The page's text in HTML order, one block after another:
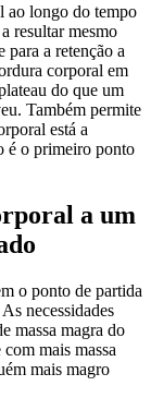
ao longo do tempo
resultar mesmo
para a retenção a
corporal em
do que um
Também permite
está a
é o primeiro ponto
a um
o ponto de partida
necessidades
massa magra do
mais massa
mais magro